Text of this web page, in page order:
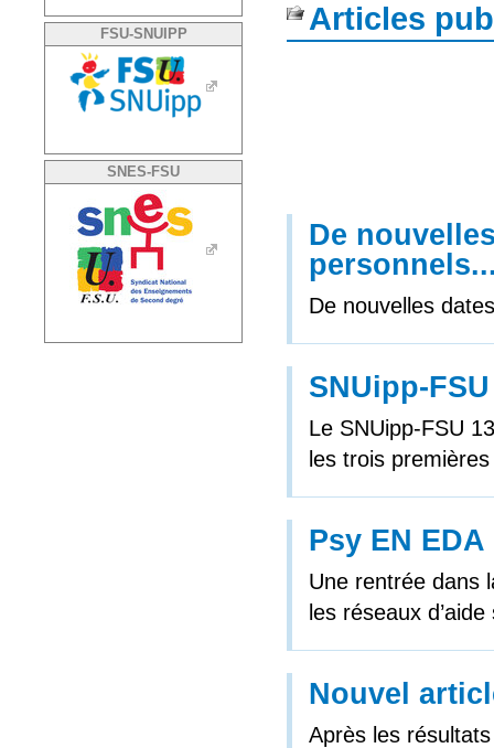
Articles
De
De nouvelles
SNUipp-
Le SNUipp-FSU
les trois
Psy EN
Une rentrée dans
les réseaux
Nouvel
Après les
FSU-SNUIPP
SNES-FSU